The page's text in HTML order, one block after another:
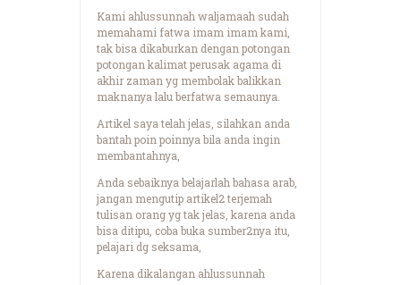
Kami ahlussunnah waljamaah sudah
memahami fatwa imam imam kami,
tak bisa dikaburkan dengan potongan
potongan kalimat perusak agama di
akhir zaman yg membolak balikkan
maknanya lalu berfatwa semaunya.
Artikel saya telah jelas, silahkan anda
bantah poin poinnya bila anda ingin
membantahnya,
Anda sebaiknya belajarlah bahasa arab,
jangan mengutip artikel2 terjemah
tulisan orang yg tak jelas, karena anda
bisa ditipu, coba buka sumber2nya itu,
pelajari dg seksama,
Karena dikalangan ahlussunnah